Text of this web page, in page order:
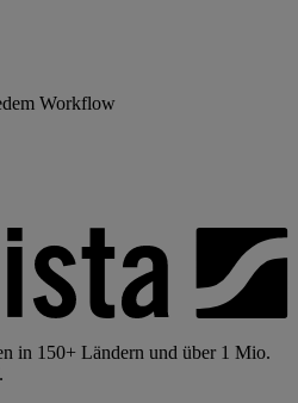
Workflow
in 150+ Ländern und über 1 Mio.